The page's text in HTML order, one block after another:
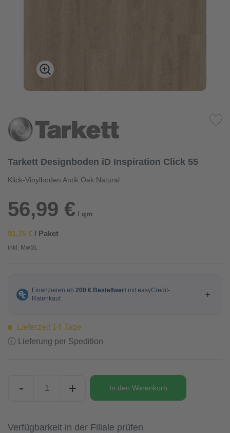
Tarkett Designboden iD Inspiration Click 55
Klick-Vinylboden Antik Oak Natural
56,99 € / qm
91,75 € / Paket
inkl. MwSt.
Lieferzeit 14 Tage
ⓘ Lieferung per Spedition
- + In den Warenkorb
Verfügbarkeit in der Filiale prüfen